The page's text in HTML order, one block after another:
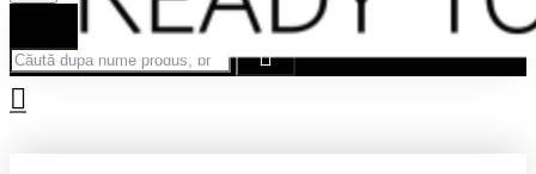
Căută după nume produs, brand...